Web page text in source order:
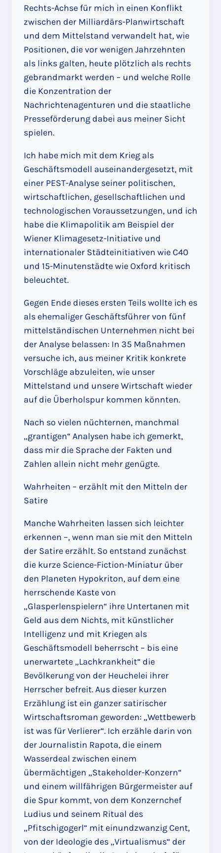
Rechts-Achse für mich in einen Konflikt
zwischen der Milliardärs-Planwirtschaft
und dem Mittelstand verwandelt hat, wie
Positionen, die vor wenigen Jahrzehnten
als links galten, heute plötzlich als rechts
gebrandmarkt werden – und welche Rolle
die Konzentration der
Nachrichtenagenturen und die staatliche
Presseförderung dabei aus meiner Sicht
spielen.
Ich habe mich mit dem Krieg als
Geschäftsmodell auseinandergesetzt, mit
einer PEST-Analyse seiner politischen,
wirtschaftlichen, gesellschaftlichen und
technologischen Voraussetzungen, und ich
habe die Klimapolitik am Beispiel der
Wiener Klimagesetz-Initiative und
internationaler Städteinitiativen wie C40
und 15-Minutenstädte wie Oxford kritisch
beleuchtet.
Gegen Ende dieses ersten Teils wollte ich es
als ehemaliger Geschäftsführer von fünf
mittelständischen Unternehmen nicht bei
der Analyse belassen: In 35 Maßnahmen
versuche ich, aus meiner Kritik konkrete
Vorschläge abzuleiten, wie unser
Mittelstand und unsere Wirtschaft wieder
auf die Überholspur kommen könnten.
Nach so vielen nüchternen, manchmal
„grantigen“ Analysen habe ich gemerkt,
dass mir die Sprache der Fakten und
Zahlen allein nicht mehr genügte.
Wahrheiten – erzählt mit den Mitteln der
Satire
Manche Wahrheiten lassen sich leichter
erkennen –, wenn man sie mit den Mitteln
der Satire erzählt. So entstand zunächst
die kurze Science-Fiction-Miniatur über
den Planeten Hypokriton, auf dem eine
herrschende Kaste von
„Glasperlenspielern“ ihre Untertanen mit
Geld aus dem Nichts, mit künstlicher
Intelligenz und mit Kriegen als
Geschäftsmodell beherrscht – bis eine
unerwartete „Lachkrankheit“ die
Bevölkerung von der Heuchelei ihrer
Herrscher befreit. Aus dieser kurzen
Erzählung ist ein ganzer satirischer
Wirtschaftsroman geworden: „Wettbewerb
ist was für Verlierer“. Ich erzähle darin von
der Journalistin Rapota, die einem
Wasserdeal zwischen einem
übermächtigen „Stakeholder-Konzern“
und einem willfährigen Bürgermeister auf
die Spur kommt, von dem Konzernchef
Ludius und seinem Ritual des
„Pfitschigogerl“ mit einundzwanzig Cent,
von der Ideologie des „Virtualismus“ der